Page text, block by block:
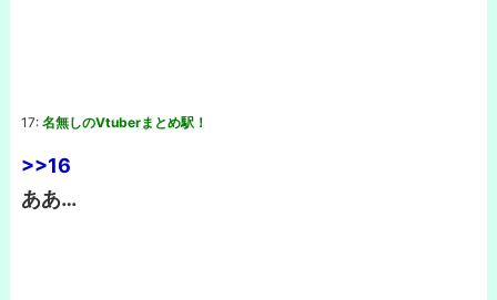
17: 名無しのVtuberまとめ駅！
>>16
ああ…